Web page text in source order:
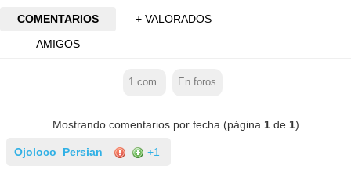
COMENTARIOS
+ VALORADOS
AMIGOS
1 com. En foros
Mostrando comentarios por fecha (página 1de 1)
Ojoloco_Persian +1